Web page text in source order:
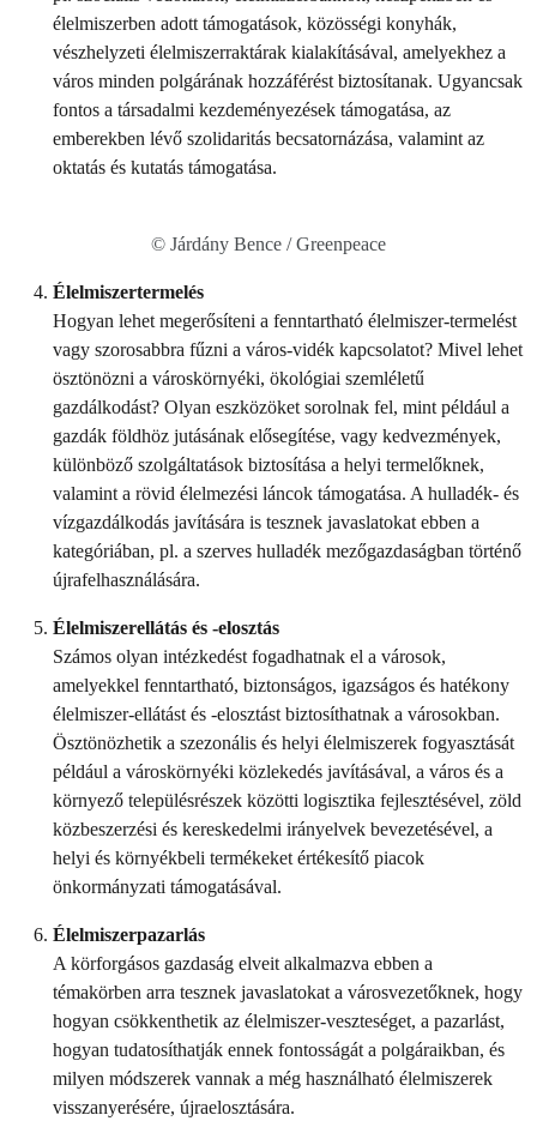
élelmiszerben adott támogatások, közösségi konyhák,
vészhelyzeti élelmiszerraktárak kialakításával, amelyekhez a
város minden polgárának hozzáférést biztosítanak. Ugyancsak
fontos a társadalmi kezdeményezések támogatása, az
emberekben lévő szolidaritás becsatornázása, valamint az
oktatás és kutatás támogatása.
© Járdány Bence / Greenpeace
Élelmiszertermelés
Hogyan lehet megerősíteni a fenntartható élelmiszer-termelést
vagy szorosabbra fűzni a város-vidék kapcsolatot? Mivel lehet
ösztönözni a városkörnyéki, ökológiai szemléletű
gazdálkodást? Olyan eszközöket sorolnak fel, mint például a
gazdák földhöz jutásának elősegítése, vagy kedvezmények,
különböző szolgáltatások biztosítása a helyi termelőknek,
valamint a rövid élelmezési láncok támogatása. A hulladék- és
vízgazdálkodás javítására is tesznek javaslatokat ebben a
kategóriában, pl. a szerves hulladék mezőgazdaságban történő
újrafelhasználására.
Élelmiszerellátás és -elosztás
Számos olyan intézkedést fogadhatnak el a városok,
amelyekkel fenntartható, biztonságos, igazságos és hatékony
élelmiszer-ellátást és -elosztást biztosíthatnak a városokban.
Ösztönözhetik a szezonális és helyi élelmiszerek fogyasztását
például a városkörnyéki közlekedés javításával, a város és a
környező településrészek közötti logisztika fejlesztésével, zöld
közbeszerzési és kereskedelmi irányelvek bevezetésével, a
helyi és környékbeli termékeket értékesítő piacok
önkormányzati támogatásával.
Élelmiszerpazarlás
A körforgásos gazdaság elveit alkalmazva ebben a
témakörben arra tesznek javaslatokat a városvezetőknek, hogy
hogyan csökkenthetik az élelmiszer-veszteséget, a pazarlást,
hogyan tudatosíthatják ennek fontosságát a polgáraikban, és
milyen módszerek vannak a még használható élelmiszerek
visszanyerésére, újraelosztására.